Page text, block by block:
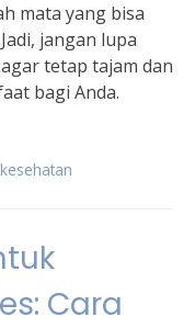
mata yang bisa
jangan lupa
tetap tajam dan
bagi Anda.
Cara